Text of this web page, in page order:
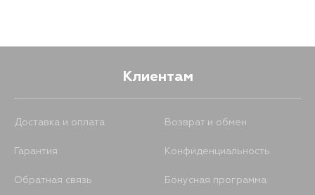
Клиентам
Доставка и оплата Возврат и обмен
Гарантия Конфиденциальность
Обратная связь Бонусная программа